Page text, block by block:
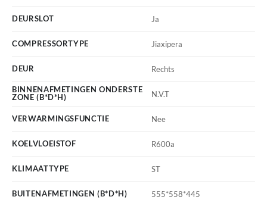
DEURSLOT Ja
COMPRESSORTYPE Jiaxipera
DEUR Rechts
BINNENAFMETINGEN ONDERSTE
ZONE (B*D*H)
N.V.T
VERWARMINGSFUNCTIE Nee
KOELVLOEISTOF R600a
KLIMAATTYPE ST
BUITENAFMETINGEN (B*D*H) 555*558*445